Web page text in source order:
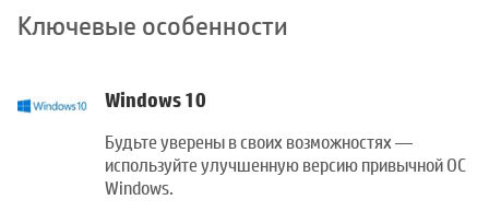
Ключевые особенности
Windows 10
Будьте уверены в своих возможностях —
используйте улучшенную версию привычной ОС
Windows.